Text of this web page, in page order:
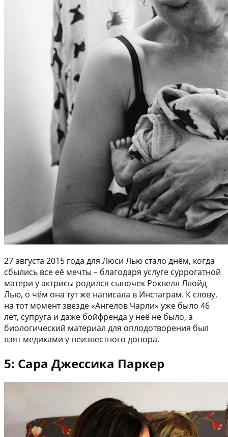
27 августа 2015 года для Люси Лью стало днём, когда
сбылись все её мечты – благодаря услуге суррогатной
матери у актрисы родился сыночек Роквелл Ллойд
Лью, о чём она тут же написала в Инстаграм. К слову,
на тот момент звезде «Ангелов Чарли» уже было 46
лет, супруга и даже бойфренда у неё не было, а
биологический материал для оплодотворения был
взят медиками у неизвестного донора.
5: Сара Джессика Паркер